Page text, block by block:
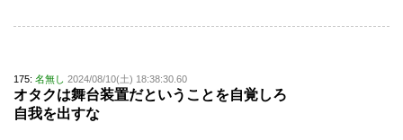
175: 名無し 2024/08/10(土) 18:38:30.60
オタクは舞台装置だということを自覚しろ
自我を出すな